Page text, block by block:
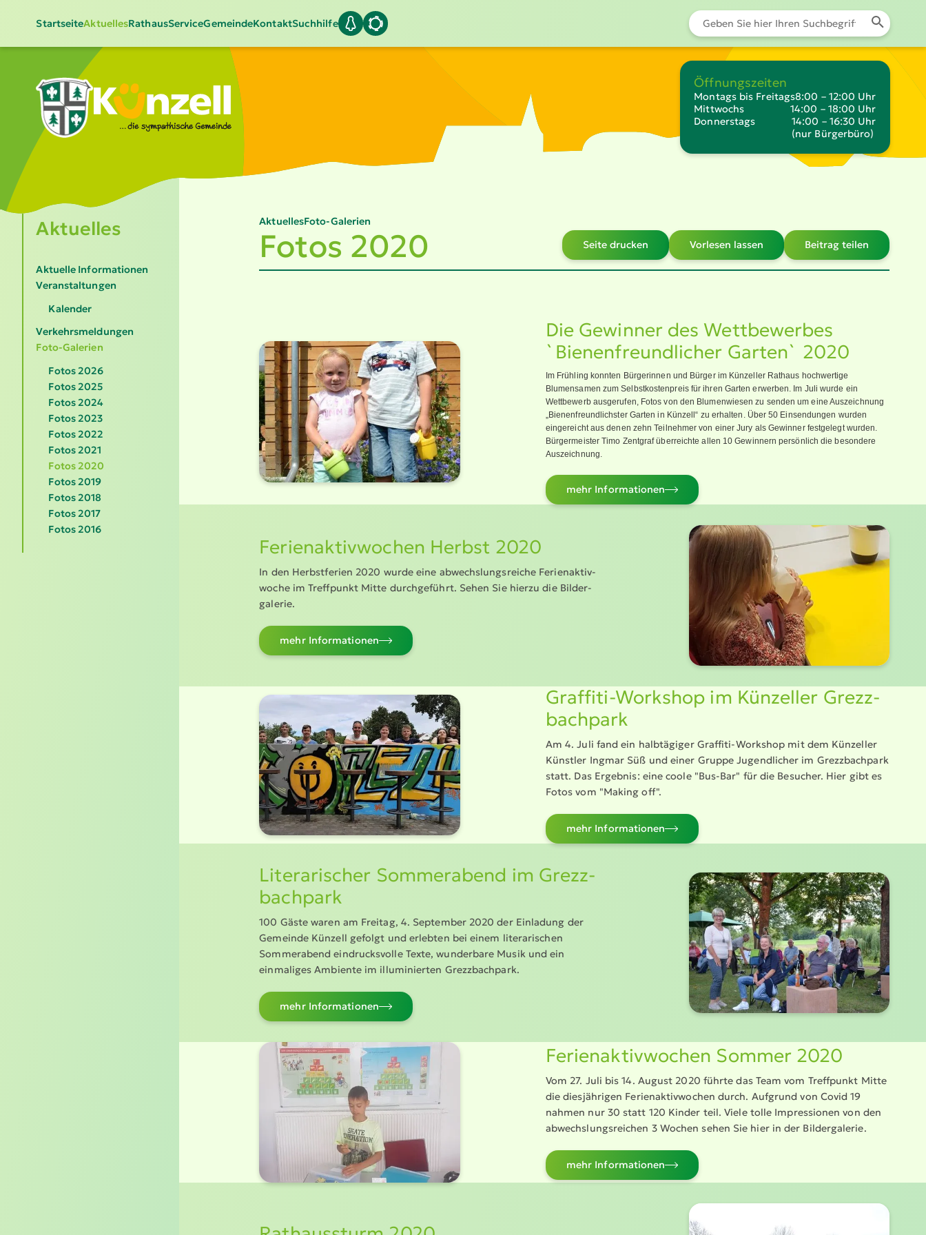
StartseiteAktuellesRathausServiceGemeindeKontaktSuchhilfe
Öffnungszeiten
Montags bis Freitags8:00 – 12:00 Uhr
Mittwochs
14:00 – 18:00 Uhr
Donnerstags
14:00 – 16:30 Uhr
(nur Bürgerbüro)
AktuellesFoto-Galerien
Fotos 2020 Seite drucken Vorlesen lassen Beitrag teilen
Die Gewinner des Wettbe­werbes
`Bienen­freund­licher Garten` 2020
Im Frühling konnten Bürgerinnen und Bürger im Künzeller Rathaus hochwertige
Blumensamen zum Selbst­kos­ten­preis für ihren Garten erwerben. Im Juli wurde ein
Wettbewerb ausgerufen, Fotos von den Blumen­wiesen zu senden um eine Auszeichnung
„Bienen­freund­lichster Garten in Künzell“ zu erhalten. Über 50 Einsen­dungen wurden
eingereicht aus denen zehn Teilnehmer von einer Jury als Gewinner festgelegt wurden.
Bürger­meister Timo Zentgraf überreichte allen 10 Gewinnern persönlich die besondere
Auszeichnung.
mehr Infor­ma­tionen
Ferien­ak­tiv­wochen Herbst 2020
In den Herbst­ferien 2020 wurde eine abwechs­lungs­reiche Ferien­ak­tiv­
woche im Treffpunkt Mitte durch­ge­führt. Sehen Sie hierzu die Bilder­
ga­lerie.
mehr Infor­ma­tionen
Graffiti-Workshop im Künzeller Grezz­
bachpark
Am 4. Juli fand ein halbtägiger Graffiti-Workshop mit dem Künzeller
Künstler Ingmar Süß und einer Gruppe Jugend­licher im Grezz­bachpark
statt. Das Ergebnis: eine coole "Bus-Bar" für die Besucher. Hier gibt es
Fotos vom "Making off".
mehr Infor­ma­tionen
Litera­ri­scher Sommerabend im Grezz­
bachpark
100 Gäste waren am Freitag, 4. September 2020 der Einladung der
Gemeinde Künzell gefolgt und erlebten bei einem litera­ri­schen
Sommerabend eindrucks­volle Texte, wunderbare Musik und ein
einmaliges Ambiente im illumi­nierten Grezz­bachpark.
mehr Infor­ma­tionen
Ferien­ak­tiv­wochen Sommer 2020
Vom 27. Juli bis 14. August 2020 führte das Team vom Treffpunkt Mitte
die diesjäh­rigen Ferien­ak­tiv­wochen durch. Aufgrund von Covid 19
nahmen nur 30 statt 120 Kinder teil. Viele tolle Impres­sionen von den
abwechs­lungs­reichen 3 Wochen sehen Sie hier in der Bilder­ga­lerie.
mehr Infor­ma­tionen
Aktuelles
Aktuelle Informationen
Veranstaltungen
Kalender
Verkehrsmeldungen
Foto-Galerien
Fotos 2026
Fotos 2025
Fotos 2024
Fotos 2023
Fotos 2022
Fotos 2021
Fotos 2020
Fotos 2019
Fotos 2018
Fotos 2017
Fotos 2016